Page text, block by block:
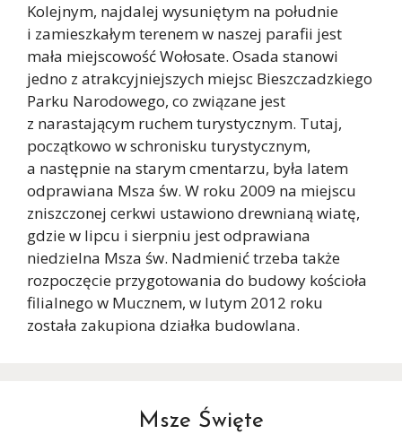
Kolejnym, najdalej wysuniętym na południe
i zamieszkałym terenem w naszej parafii jest
mała miejscowość Wołosate. Osada stanowi
jedno z atrakcyjniejszych miejsc Bieszczadzkiego
Parku Narodowego, co związane jest
z narastającym ruchem turystycznym. Tutaj,
początkowo w schronisku turystycznym,
a następnie na starym cmentarzu, była latem
odprawiana Msza św. W roku 2009 na miejscu
zniszczonej cerkwi ustawiono drewnianą wiatę,
gdzie w lipcu i sierpniu jest odprawiana
niedzielna Msza św. Nadmienić trzeba także
rozpoczęcie przygotowania do budowy kościoła
filialnego w Mucznem, w lutym 2012 roku
została zakupiona działka budowlana.
Msze Święte